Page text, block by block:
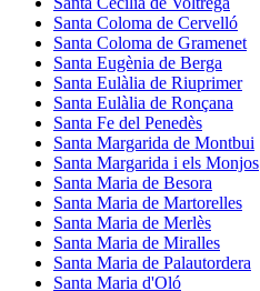
Santa Coloma de Cervelló
Santa Coloma de Gramenet
Santa Eugènia de Berga
Santa Eulàlia de Riuprimer
Santa Eulàlia de Ronçana
Santa Fe del Penedès
Santa Margarida de Montbui
Santa Margarida i els Monjos
Santa Maria de Besora
Santa Maria de Martorelles
Santa Maria de Merlès
Santa Maria de Miralles
Santa Maria de Palautordera
Santa Maria d'Oló